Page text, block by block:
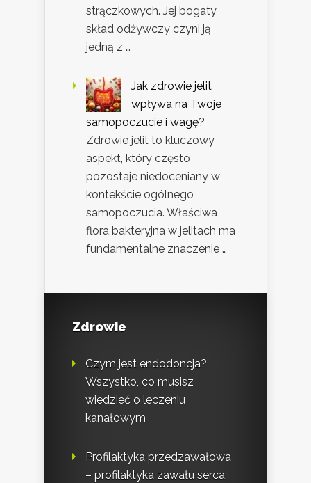
strączkowych. Jej bogaty
skład odżywczy czyni ją
jedną z …
Jak zdrowie jelit
wpływa na Twoje
samopoczucie i wagę?
Zdrowie jelit to kluczowy
aspekt, który często
pozostaje niedoceniany w
kontekście ogólnego
samopoczucia. Właściwa
flora bakteryjna w jelitach ma
fundamentalne znaczenie …
Zdrowie
Czym jest endodoncja?
Wszystko, co musisz
wiedzieć o leczeniu
kanałowym
Profilaktyka przedzawałowa
– profilaktyka zawału serca,